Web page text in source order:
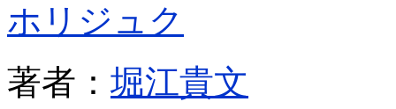
ホリジュク
著者： 堀江貴文